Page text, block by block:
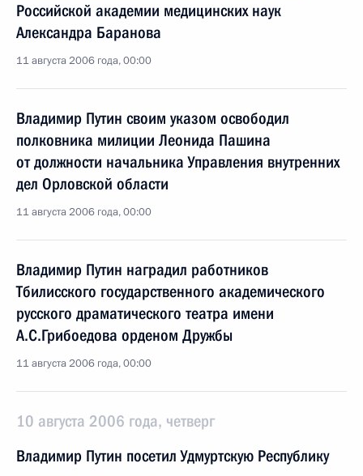
Российской академии медицинских наук
Александра Баранова
11 августа 2006 года, 00:00
Владимир Путин своим указом освободил
полковника милиции Леонида Пашина
от должности начальника Управления внутренних
дел Орловской области
11 августа 2006 года, 00:00
Владимир Путин наградил работников
Тбилисского государственного академического
русского драматического театра имени
А.С.Грибоедова орденом Дружбы
11 августа 2006 года, 00:00
10 августа 2006 года, четверг
Владимир Путин посетил Удмуртскую Республику